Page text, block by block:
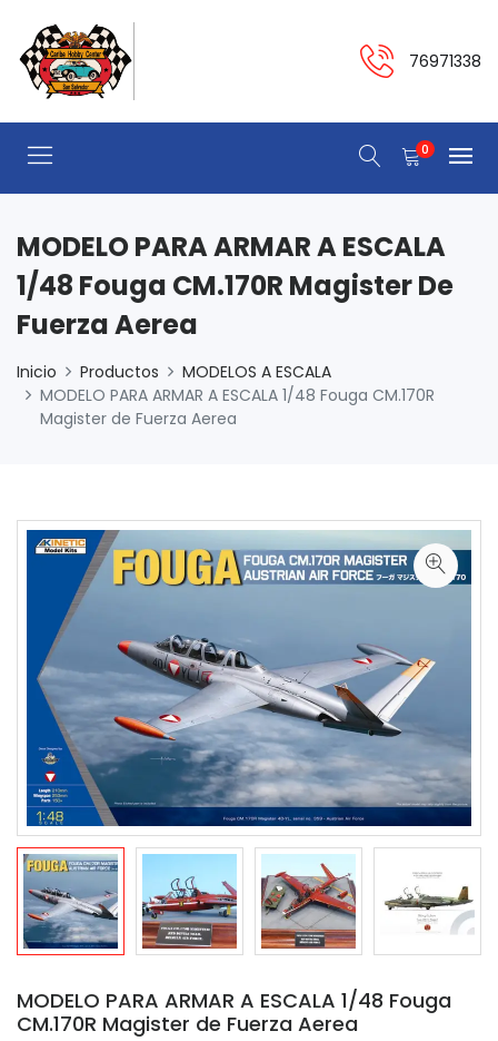
76971338
0
MODELO PARA ARMAR A ESCALA
1/48 Fouga CM.170R Magister De
Fuerza Aerea
Inicio Productos
MODELOS A ESCALA
MODELO PARA ARMAR A ESCALA 1/48 Fouga CM.170R
Magister de Fuerza Aerea
MODELO PARA ARMAR A ESCALA 1/48 Fouga
CM.170R Magister de Fuerza Aerea